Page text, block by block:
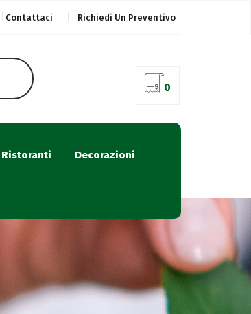
Contattaci Richiedi Un Preventivo
0
Ristoranti Decorazioni